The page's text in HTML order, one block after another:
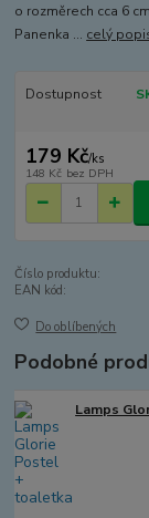
o rozměrech cca 6
Panenka ... celý
Dostupnost
179 Kč/ks
148 Kč bez DPH
Číslo produktu:
EAN kód:
Do oblíbených
Podobné
Lamps